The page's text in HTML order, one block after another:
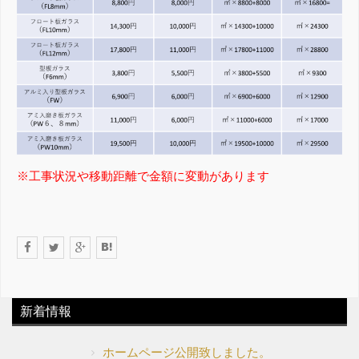
※工事状況や移動距離で金額に変動があります
新着情報
ホームページ公開致しました。